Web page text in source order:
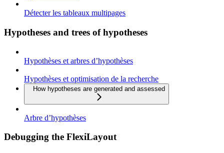
Détecter les tableaux multipages
Hypotheses and trees of hypotheses
Hypothèses et arbres d’hypothèses
Hypothèses et optimisation de la recherche
How hypotheses are generated and assessed
Arbre d’hypothèses
Debugging the FlexiLayout